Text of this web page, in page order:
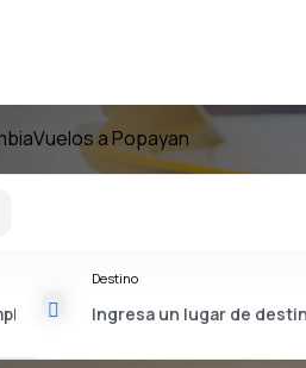
Vuelos a Popayan
Destino